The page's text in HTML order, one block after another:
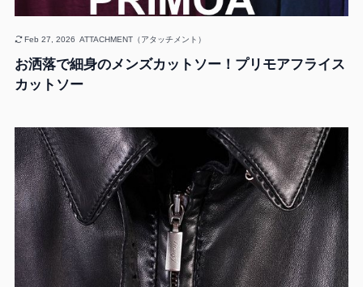
お洒落で細身のメンズカットソー！プリモアフライス
カットソー
Feb 27, 2026 ATTACHMENT（アタッチメント）